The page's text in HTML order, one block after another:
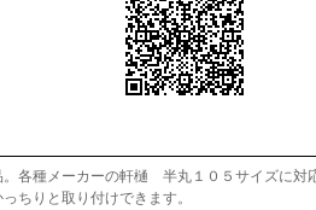
各種メーカーの軒樋 半丸１０５サイズに対
ちりと取り付けできます。